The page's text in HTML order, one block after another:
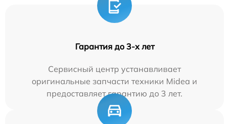
Гарантия до 3-х лет
Сервисный центр устанавливает
оригинальные запчасти техники Midea и
предоставляет гарантию до 3 лет.